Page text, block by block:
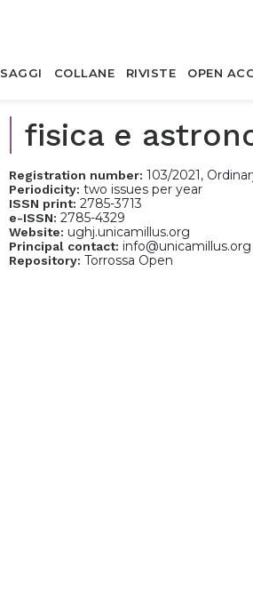
SAGGI COLLANE RIVISTE OPEN
fisica e
Registration number: 103/2021,
Periodicity: two issues per year
ISSN print: 2785-3713
e-ISSN: 2785-4329
Website: ughj.unicamillus.org
Principal contact: info@unicamillus.org
Repository: Torrossa Open